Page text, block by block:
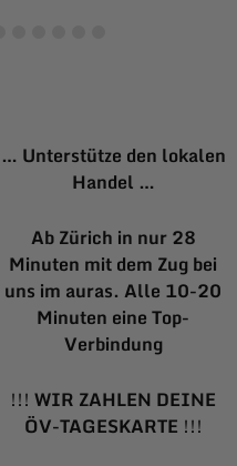
… Unterstütze den lokalen
Handel …
Ab Zürich in nur 28
Minuten mit dem Zug bei
uns im auras. Alle 10-20
Minuten eine Top-
Verbindung
!!! WIR ZAHLEN DEINE
ÖV-TAGESKARTE !!!